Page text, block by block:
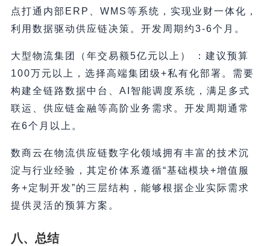
点打通内部ERP、WMS等系统，实现业财一体化，
利用数据驱动供应链决策。开发周期约3-6个月。
大型物流集团（年交易额5亿元以上） ：建议预算
100万元以上，选择高端集团级+私有化部署。需要
构建全链路数据中台、AI智能调度系统，满足多式
联运、供应链金融等高阶业务需求。开发周期通常
在6个月以上。
数商云在物流供应链数字化领域拥有丰富的技术沉
淀与行业经验，其定价体系遵循“基础模块+增值服
务+定制开发”的三层结构，能够根据企业实际需求
提供灵活的预算方案。
八、总结